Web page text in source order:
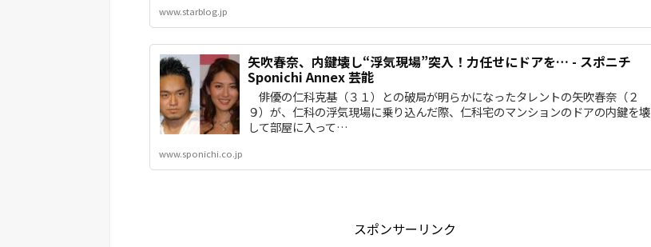
www.starblog.jp
矢吹春奈、内鍵壊し“浮気現場”突入！力任せにドアを… - スポニチ
Sponichi Annex 芸能
俳優の仁科克基（３１）との破局が明らかになったタレントの矢吹春奈（２
９）が、仁科の浮気現場に乗り込んだ際、仁科宅のマンションのドアの内鍵を壊
して部屋に入って…
www.sponichi.co.jp
スポンサーリンク